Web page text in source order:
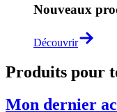
Nouveaux
Découvrir
Produits pour
Mon dernier